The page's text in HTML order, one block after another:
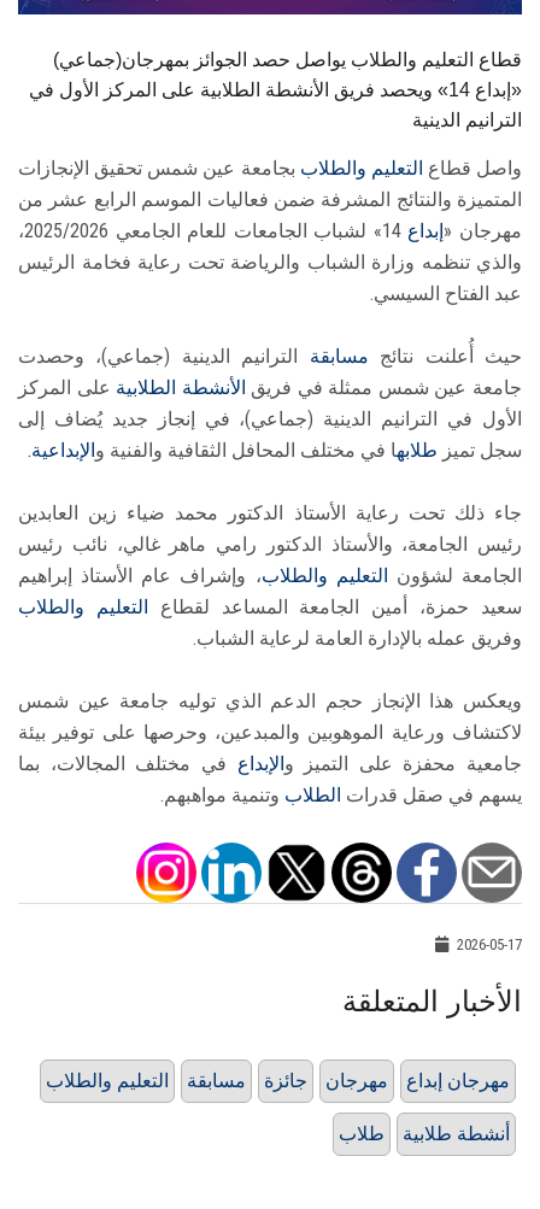
(جماعي)قطاع التعليم والطلاب يواصل حصد الجوائز بمهرجان
«إبداع 14» ويحصد فريق الأنشطة الطلابية على المركز الأول في
الترانيم الدينية
واصل قطاع التعليم والطلاب بجامعة عين شمس تحقيق الإنجازات
المتميزة والنتائج المشرفة ضمن فعاليات الموسم الرابع عشر من
مهرجان « إبداع
14» لشباب الجامعات للعام الجامعي 2025/2026،
والذي تنظمه وزارة الشباب والرياضة تحت رعاية فخامة الرئيس
عبد الفتاح السيسي.
حيث أُعلنت نتائج مسابقة الترانيم الدينية (جماعي)، وحصدت
جامعة عين شمس ممثلة في فريق الأنشطة الطلابية على المركز
الأول في الترانيم الدينية (جماعي)، في إنجاز جديد يُضاف إلى
سجل تميز طلابها في مختلف المحافل الثقافية والفنية و الإبداعية.
جاء ذلك تحت رعاية الأستاذ الدكتور محمد ضياء زين العابدين
رئيس الجامعة، والأستاذ الدكتور رامي ماهر غالي، نائب رئيس
الجامعة لشؤون التعليم والطلاب، وإشراف عام الأستاذ إبراهيم
سعيد حمزة، أمين الجامعة المساعد لقطاع
التعليم والطلاب
وفريق عمله بالإدارة العامة لرعاية الشباب.
ويعكس هذا الإنجاز حجم الدعم الذي توليه جامعة عين شمس
لاكتشاف ورعاية الموهوبين والمبدعين، وحرصها على توفير بيئة
جامعية محفزة على التميز و الإبداع في مختلف المجالات، بما
يسهم في صقل قدرات الطلاب وتنمية مواهبهم.
2026-05-17
الأخبار المتعلقة
التعليم والطلاب مسابقة جائزة مهرجان مهرجان إبداع
طلاب أنشطة طلابية